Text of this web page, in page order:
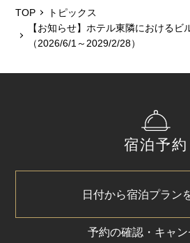
2026/5
2025/12
TOP
トピックス
【お知らせ】ホテル東隣におけるビ
（2026/6/1～2029/2/28）
宿泊予約
日付から宿泊プラン
予約の確認・キャ